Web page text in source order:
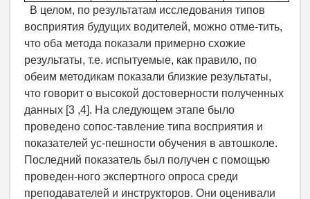
В целом, по результатам исследования типов
восприятия будущих водителей, можно отме-тить,
что оба метода показали примерно схожие
результаты, т.е. испытуемые, как правило, по
обеим методикам показали близкие результаты,
что говорит о высокой достоверности полученных
данных [3 ,4]. На следующем этапе было
проведено сопос-тавление типа восприятия и
показателей ус-пешности обучения в автошколе.
Последний показатель был получен с помощью
проведен-ного экспертного опроса среди
преподавателей и инструкторов. Они оценивали